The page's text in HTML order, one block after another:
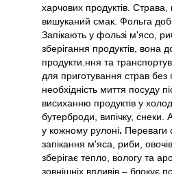
харчових продуктів. Страва,
вишуканий смак. Фольга
Запікають у фользі м'ясо,
зберігання продуктів, вона
продукти.ння та
для приготування страв
необхідність миття посуду
висиханню продуктів у
бутерброди, випічку, снеки.
у кожному рулоні. Переваги
запікання м'яса, риби,
зберігає тепло, вологу та
зовнішніх впливів – блокує